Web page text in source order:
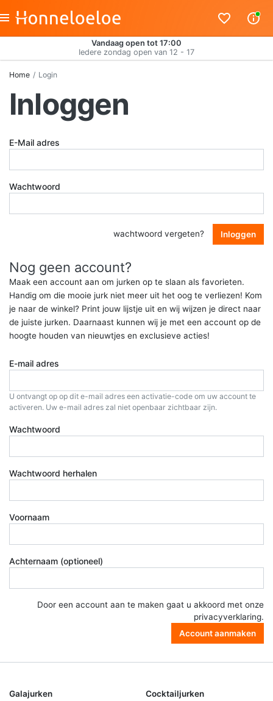
Vandaag open tot 17:00
Iedere zondag open van 12 - 17
Home Login
Inloggen
E-Mail adres
Wachtwoord
wachtwoord vergeten? Inloggen
Nog geen account?
Maak een account aan om jurken op te slaan als favorieten.
Handig om die mooie jurk niet meer uit het oog te verliezen! Kom
je naar de winkel? Print jouw lijstje uit en wij wijzen je direct naar
de juiste jurken. Daarnaast kunnen wij je met een account op de
hoogte houden van nieuwtjes en exclusieve acties!
E-mail adres
U ontvangt op op dit e-mail adres een activatie-code om uw account te
activeren. Uw e-mail adres zal niet openbaar zichtbaar zijn.
Wachtwoord
Wachtwoord herhalen
Voornaam
Achternaam (optioneel)
Door een account aan te maken gaat u akkoord met onze
privacyverklaring.
Account aanmaken
Galajurken Cocktailjurken